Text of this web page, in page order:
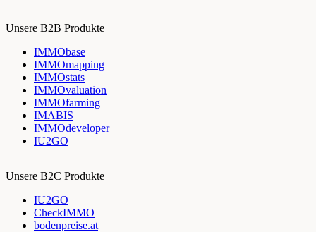
Unsere B2B Produkte
IMMObase
IMMOmapping
IMMOstats
IMMOvaluation
IMMOfarming
IMABIS
IMMOdeveloper
IU2GO
Unsere B2C Produkte
IU2GO
CheckIMMO
bodenpreise.at